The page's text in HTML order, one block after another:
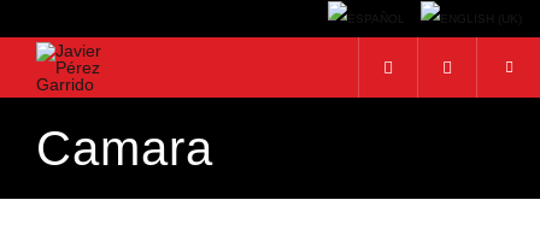
BUSCAR
Camara